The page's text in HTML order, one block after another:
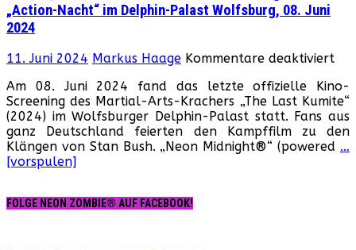
„Action-Nacht“ im Delphin-Palast Wolfsburg, 08. Juni
2024
11. Juni 2024 Markus Haage Kommentare deaktiviertfür
The
Am 08. Juni 2024 fand das letzte offizielle Kino-
Screening des Martial-Arts-Krachers „The Last Kumite“
(2024) im Wolfsburger Delphin-Palast statt. Fans aus
ganz Deutschland feierten den Kampffilm zu den
Klängen von Stan Bush. „Neon Midnight®“ (powered …
[vorspulen]
FOLGE NEON ZOMBIE® AUF FACEBOOK!